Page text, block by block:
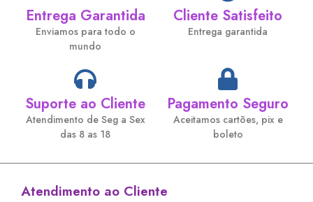
Entrega Garantida
Enviamos para todo o
mundo
Cliente Satisfeito
Entrega garantida
Suporte ao Cliente
Atendimento de Seg a Sex
das 8 as 18
Pagamento Seguro
Aceitamos cartões, pix e
boleto
Atendimento ao Cliente